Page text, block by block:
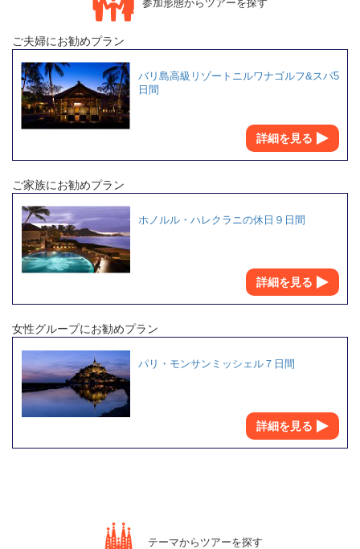
参加形態からツアーを探す
ご夫婦にお勧めプラン
バリ島高級リゾートニルワナゴルフ&スパ5
日間
詳細を見る
ご家族にお勧めプラン
ホノルル・ハレクラニの休日９日間
詳細を見る
女性グループにお勧めプラン
パリ・モンサンミッシェル７日間
詳細を見る
テーマからツアーを探す